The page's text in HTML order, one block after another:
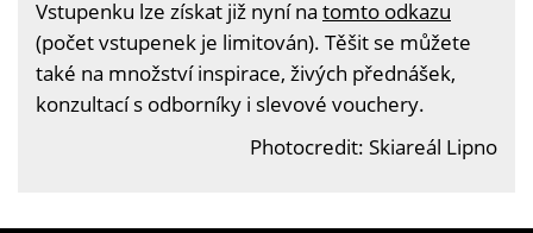
Vstupenku lze získat již nyní na tomto odkazu
(počet vstupenek je limitován). Těšit se můžete
také na množství inspirace, živých přednášek,
konzultací s odborníky i slevové vouchery.
Photocredit: Skiareál Lipno